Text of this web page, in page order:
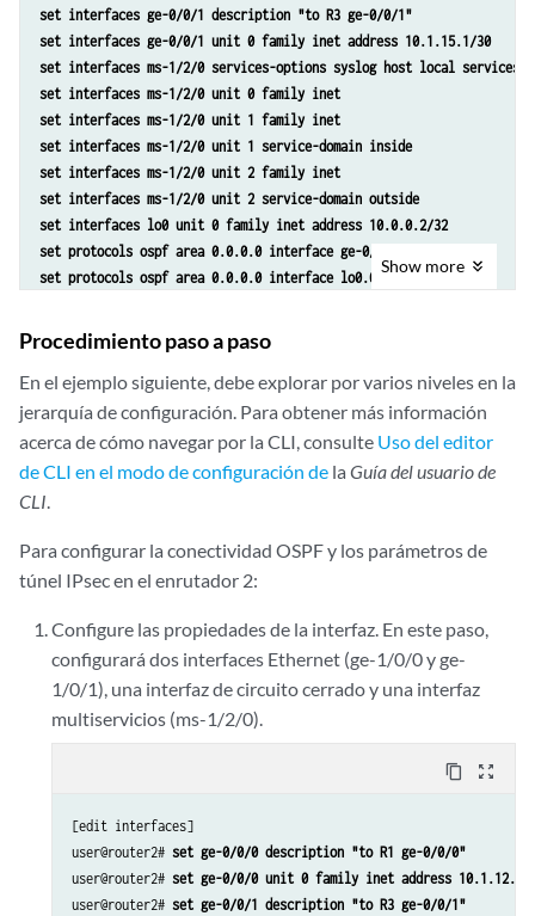
set interfaces ge-0/0/1 description "to R3 ge-0/0/1"
set interfaces ge-0/0/1 unit 0 family inet address 10.1.15.1/30
set interfaces ms-1/2/0 services-options syslog host local services
set interfaces ms-1/2/0 unit 0 family inet
set interfaces ms-1/2/0 unit 1 family inet
set interfaces ms-1/2/0 unit 1 service-domain inside
set interfaces ms-1/2/0 unit 2 family inet
set interfaces ms-1/2/0 unit 2 service-domain outside
set interfaces lo0 unit 0 family inet address 10.0.0.2/32
set protocols ospf area 0.0.0.0 interface ge-0/0/0.0
set protocols ospf area 0.0.0.0 interface lo0.0
set routing-options router-id 10.0.0.2
set services ipsec-vpn rule rule-ike term term-ike then remote-
set services ipsec-vpn rule rule-ike term term-ike then dynamic ike-
set services ipsec-vpn rule rule-ike term term-ike then dynamic
set services ipsec-vpn rule match-direction input
set services ipsec-vpn ike proposal ike-demo-proposal authentication-
set services ipsec-vpn ike proposal ike-demo-proposal dh-group group2
set services ipsec-vpn ike policy ike-demo-policy pre-shared
set services ipsec-vpn ike policy ike-demo-policy pre-shared pre-
set services ipsec-vpn ipsec proposal ipsec-demo-proposal protocol
set services ipsec-vpn ipsec proposal ipsec-demo-proposal
set services ipsec-vpn ipsec proposal ipsec-demo-proposal
set services ipsec-vpn ipsec policy ipsec-demo-policy perfect-
set services ipsec-vpn ipsec proposals ipsec-demo-proposal
set services service-set demo-service-set next-hop-service inside-
set services service-set demo-service-set next-hop-service outside-
set services service-set demo-service-set ipsec-vpn-rules rule-ike
Show more
Procedimiento paso a paso
En el ejemplo siguiente, debe explorar por varios niveles en la
jerarquía de configuración. Para obtener más información
acerca de cómo navegar por la CLI, consulte Uso del editor
de CLI en el modo de configuración de la Guía del usuario de
CLI
Para configurar la conectividad OSPF y los parámetros de
túnel IPsec en el enrutador 2:
Configure las propiedades de la interfaz. En este paso,
configurará dos interfaces Ethernet (ge-1/0/0 y ge-
1/0/1), una interfaz de circuito cerrado y una interfaz
multiservicios (ms-1/2/0).
content_copy zoom_out_map
[edit interfaces]
user@router2# set ge-0/0/0 description "to R1 ge-0/0/0"
user@router2# set ge-0/0/0 unit 0 family inet address 10.1.12.1/
user@router2# set ge-0/0/1 description "to R3 ge-0/0/1"